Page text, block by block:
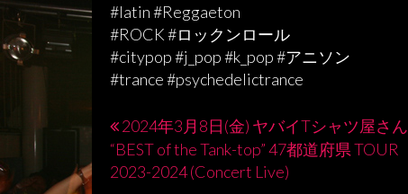
#latin #Reggaeton
#ROCK #ロックンロール
#citypop #j_pop #k_pop #アニソン
#trance #psychedelictrance
投
稿
2024年3月8日(金) ヤバイTシャツ屋さん
“BEST of the Tank-top” 47都道府県 TOUR
2023-2024 (Concert Live)